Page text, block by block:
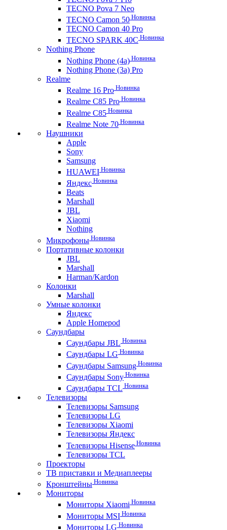
TECNO Pova 7 Neo
TECNO Camon 50 Новинка
TECNO Camon 40 Pro
TECNO SPARK 40C Новинка
Nothing Phone
Nothing Phone (4a) Новинка
Nothing Phone (3a) Pro
Realme
Realme 16 Pro Новинка
Realme C85 Pro Новинка
Realme C85 Новинка
Realme Note 70 Новинка
Наушники
Apple
Sony
Samsung
HUAWEI Новинка
Яндекс Новинка
Beats
Marshall
JBL
Xiaomi
Nothing
Микрофоны Новинка
Портативные колонки
JBL
Marshall
Harman/Kardon
Колонки
Marshall
Умные колонки
Яндекс
Apple Homepod
Саундбары
Саундбары JBL Новинка
Саундбары LG Новинка
Саундбары Samsung Новинка
Саундбары Sony Новинка
Саундбары TCL Новинка
Телевизоры
Телевизоры Samsung
Телевизоры LG
Телевизоры Xiaomi
Телевизоры Яндекс
Телевизоры Hisense Новинка
Телевизоры TCL
Проекторы
ТВ приставки и Медиаплееры
Кронштейны Новинка
Мониторы
Мониторы Xiaomi Новинка
Мониторы MSI Новинка
Мониторы LG Новинка